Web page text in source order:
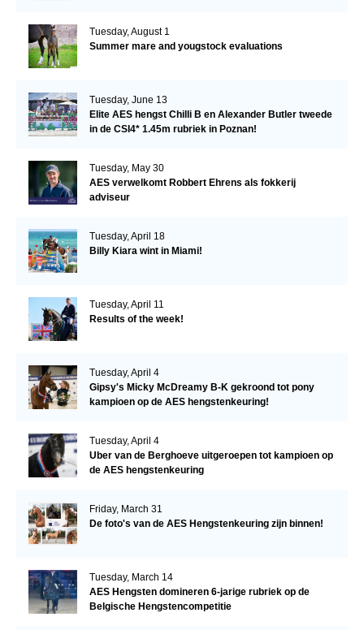
Tuesday, August 1
Summer mare and yougstock evaluations
Tuesday, June 13
Elite AES hengst Chilli B en Alexander Butler tweede
in de CSI4* 1.45m rubriek in Poznan!
Tuesday, May 30
AES verwelkomt Robbert Ehrens als fokkerij
adviseur
Tuesday, April 18
Billy Kiara wint in Miami!
Tuesday, April 11
Results of the week!
Tuesday, April 4
Gipsy's Micky McDreamy B-K gekroond tot pony
kampioen op de AES hengstenkeuring!
Tuesday, April 4
Uber van de Berghoeve uitgeroepen tot kampioen op
de AES hengstenkeuring
Friday, March 31
De foto's van de AES Hengstenkeuring zijn binnen!
Tuesday, March 14
AES Hengsten domineren 6-jarige rubriek op de
Belgische Hengstencompetitie